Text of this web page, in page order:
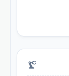
precision_manufacturing